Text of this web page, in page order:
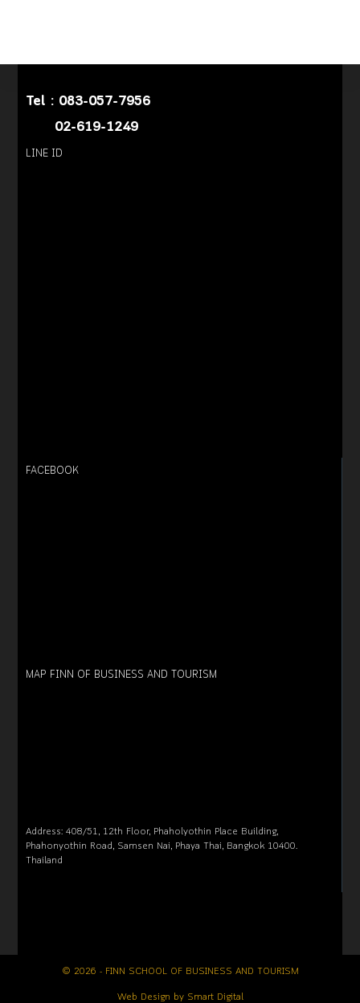
Tel : 083-057-7956
02-619-1249
LINE ID
FACEBOOK
MAP FINN OF BUSINESS AND TOURISM
Address: 408/51, 12th Floor, Phaholyothin Place Building,
Phahonyothin Road, Samsen Nai, Phaya Thai, Bangkok 10400.
Thailand
© 2026 - FINN SCHOOL OF BUSINESS AND TOURISM
Web Design by Smart Digital